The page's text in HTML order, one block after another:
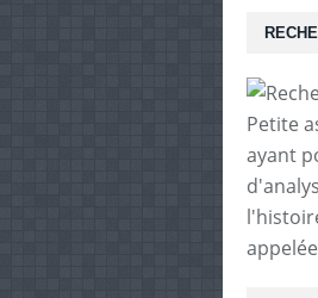
Petite
ayant